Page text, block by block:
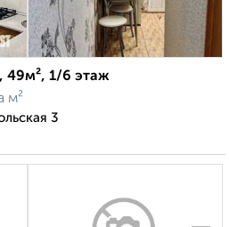
49м², 1/6 этаж
м²
3